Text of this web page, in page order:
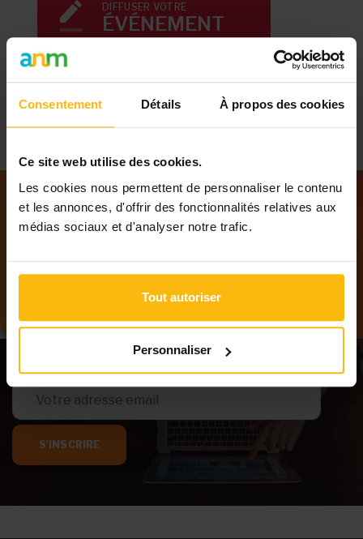
Consentement Détails À propos des cookies
Ce site web utilise des cookies.
Les cookies nous permettent de personnaliser le contenu
et les annonces, d'offrir des fonctionnalités relatives aux
médias sociaux et d'analyser notre trafic.
Tout autoriser
Personnaliser
DIFFUSER VOTRE
ÉVÉNEMENT
Notre newsletter
Tenez-vous au courant des dernières
S'INSCRIRE